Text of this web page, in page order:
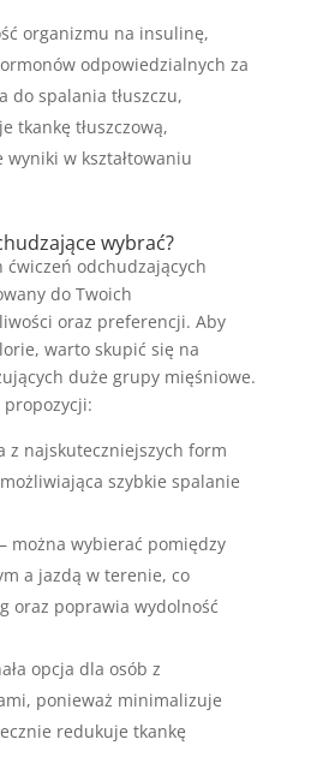
organizmu na insulinę,
odpowiedzialnych za
do spalania tłuszczu,
tkankę tłuszczową,
w kształtowaniu
wybrać?
odchudzających
do Twoich
oraz preferencji. Aby
warto skupić się na
duże grupy mięśniowe.
z najskuteczniejszych form
szybkie spalanie
można wybierać pomiędzy
a jazdą w terenie, co
oraz poprawia wydolność
opcja dla osób z
ponieważ minimalizuje
redukuje tkankę